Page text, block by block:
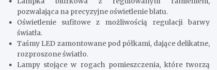
pozwalająca na precyzyjne oświetlenie blatu.
Oświetlenie sufitowe z możliwością regulacji barwy
światła.
Taśmy LED zamontowane pod półkami, dające delikatne,
rozproszone światło.
Lampy stojące w rogach pomieszczenia, które tworzą